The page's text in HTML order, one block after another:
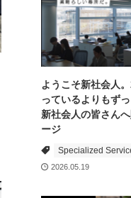
ようこそ新社会人
っているよりもず
新社会人の皆さん
ージ
Specialized
2026.05.19